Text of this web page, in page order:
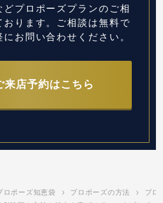
どプロポーズプランのご相
ります。 ご相談は無料で
お問い合わせください。
来店予約はこちら
ロポーズ知恵袋 プロポーズの方法
プロ